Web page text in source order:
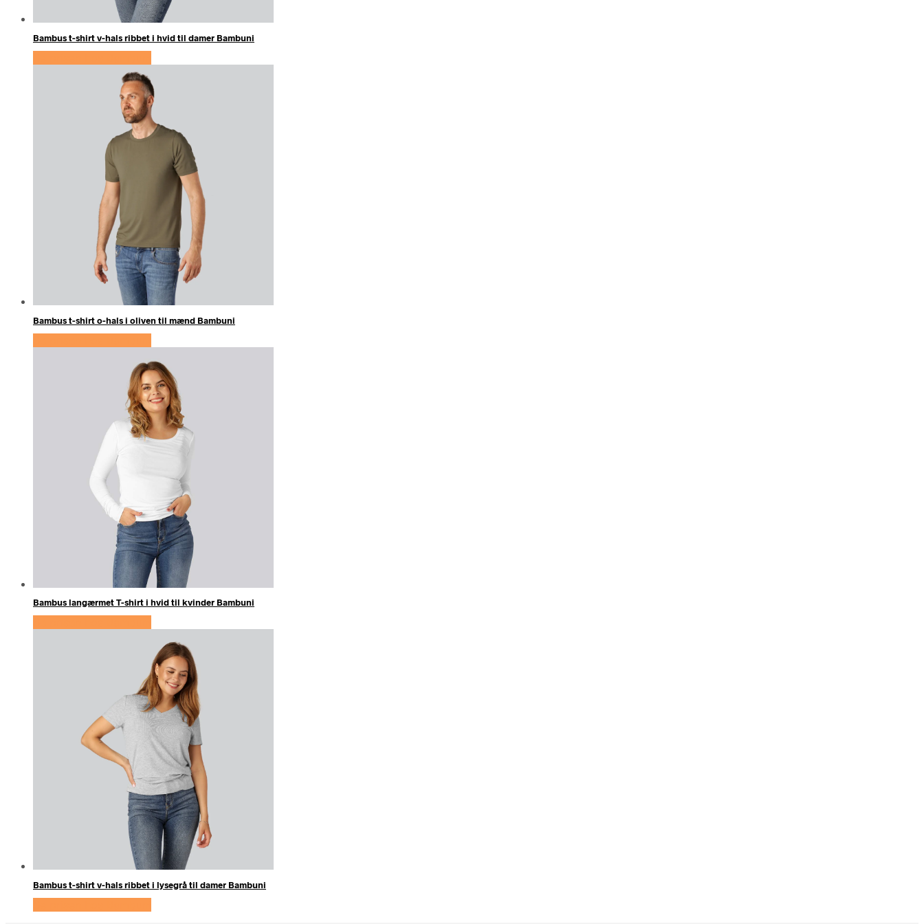
Bambus t-shirt v-hals ribbet i hvid til damer Bambuni
Bambus t-shirt o-hals i oliven til mænd Bambuni
Bambus langærmet T-shirt i hvid til kvinder Bambuni
Bambus t-shirt v-hals ribbet i lysegrå til damer Bambuni